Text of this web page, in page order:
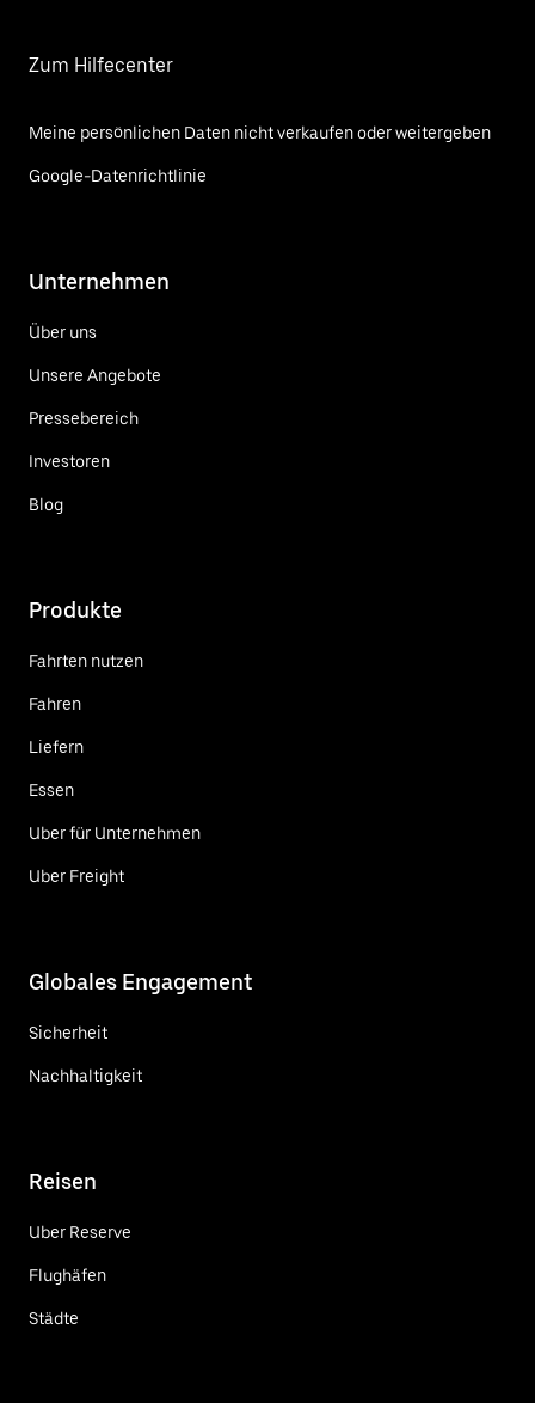
Zum Hilfecenter
Meine persönlichen Daten nicht verkaufen oder weitergeben
Google-Datenrichtlinie
Unternehmen
Über uns
Unsere Angebote
Pressebereich
Investoren
Blog
Produkte
Fahrten nutzen
Fahren
Liefern
Essen
Uber für Unternehmen
Uber Freight
Globales Engagement
Sicherheit
Nachhaltigkeit
Reisen
Uber Reserve
Flughäfen
Städte